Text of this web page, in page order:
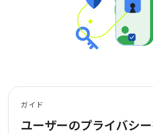
ガイド
ユーザーのプライバシ